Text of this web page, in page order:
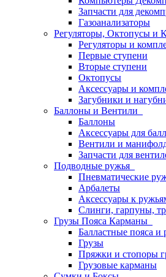
Запчасти для
Газоанализаторы
Регуляторы, Октопусы и
Регуляторы и
Первые ступени
Вторые ступени
Октопусы
Аксессуары и
Загубники и
Баллоны и Вентили
Баллоны
Аксессуары для
Вентили и
Запчасти для
Подводные ружья
Пневматические
Арбалеты
Аксессуары к
Слинги, гарпуны,
Грузы Пояса Карманы
Балластные пояса и
Грузы
Пряжки и стопоры
Грузовые карманы